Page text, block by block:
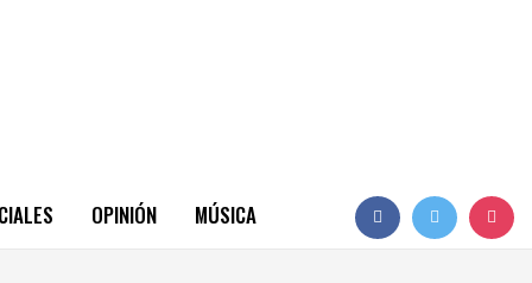
OPINIÓN MÚSICA